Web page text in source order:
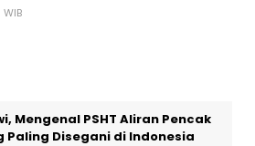
Mengenal PSHT Aliran Pencak
Paling Disegani di Indonesia